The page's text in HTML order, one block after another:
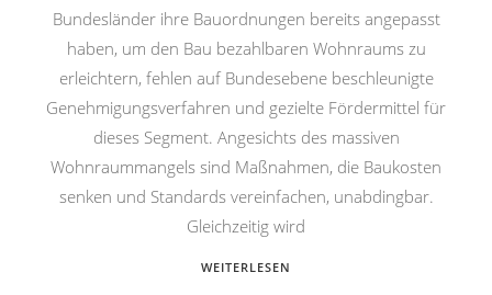
Bundesländer ihre Bauordnungen bereits angepasst
haben, um den Bau bezahlbaren Wohnraums zu
erleichtern, fehlen auf Bundesebene beschleunigte
Genehmigungsverfahren und gezielte Fördermittel für
dieses Segment. Angesichts des massiven
Wohnraummangels sind Maßnahmen, die Baukosten
senken und Standards vereinfachen, unabdingbar.
Gleichzeitig wird
WEITERLESEN